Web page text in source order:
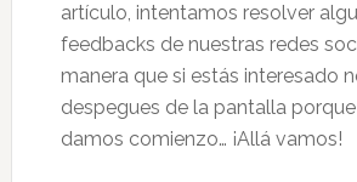
artículo, intentamos resolver
feedbacks de nuestras redes
manera que si estás interesado
despegues de la pantalla
damos comienzo… ¡Allá vamos!